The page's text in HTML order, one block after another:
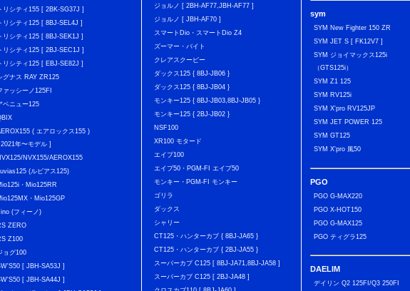
リシティ155 [ 2BK-SG37J ]
リシティ125 [ 8BJ-SEL4J ]
リシティ125 [ 8BJ-SEK1J ]
リシティ125 [ 2BJ-SEC1J ]
リシティ125 [ EBJ-SE82J ]
グナス RAY ZR125
ァッシーノ125FI
ベニュー125
( エアロックス155 )
年〜モデル ]
NVX155/AEROX155
(ルビアス125)
・Mio125RR
・Mio125GP
(フィーノ)
ZERO
Z100
ョグ100
[ JBH-SA53J ]
[ JBH-SA44J ]
ジョルノ [ 2BH-AF77,JBH-AF77 ]
ジョルノ [ JBH-AF70 ]
スマートDio・スマートDio Z4
ズーマー・バイト
クレアスクーピー
ダックス125 { 8BJ-JB06 }
ダックス125 { 8BJ-JB04 }
モンキー125 { 8BJ-JB03,8BJ-JB05 }
モンキー125 { 2BJ-JB02 }
NSF100
XR100 モタード
エイプ100
エイプ50・PGM-FI エイプ50
モンキー・PGM-FI モンキー
ゴリラ
ダックス
シャリー
CT125・ハンターカブ { 8BJ-JA65 }
CT125・ハンターカブ { 2BJ-JA55 }
スーパーカブ C125 [ 8BJ-JA71,8BJ-JA58 ]
スーパーカブ C125 [ 2BJ-JA48 ]
sym
SYM New Fighter 150 ZR
SYM JET S [ FK12V7 ]
SYM ジョイマックス125i
（GTS125i）
SYM Z1 125
SYM RV125i
SYM X'pro RV125JP
SYM JET POWER 125
SYM GT125
SYM X'pro 風50
PGO
PGO G-MAX220
PGO X-HOT150
PGO G-MAX125
PGO ティグラ125
DAELIM
デイリン Q2 125FI/Q3 250FI